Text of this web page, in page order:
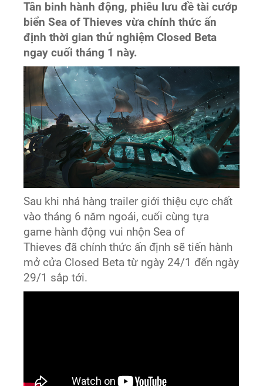
Tân binh hành động, phiêu lưu đề tài cướp
biển Sea of Thieves vừa chính thức ấn
định thời gian thử nghiệm Closed Beta
ngay cuối tháng 1 này.
Sau khi nhá hàng trailer giới thiệu cực chất
vào tháng 6 năm ngoái, cuối cùng tựa
game hành động vui nhộn Sea of
Thieves đã chính thức ấn định sẽ tiến hành
mở cửa Closed Beta từ ngày 24/1 đến ngày
29/1 sắp tới.